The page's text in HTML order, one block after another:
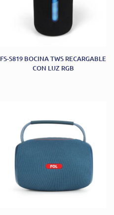
FS-S819 BOCINA TWS RECARGABLE
CON LUZ RGB